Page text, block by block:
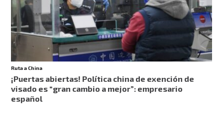
Ruta a China
¡Puertas abiertas! Política china de exención de
visado es “gran cambio a mejor”: empresario
español